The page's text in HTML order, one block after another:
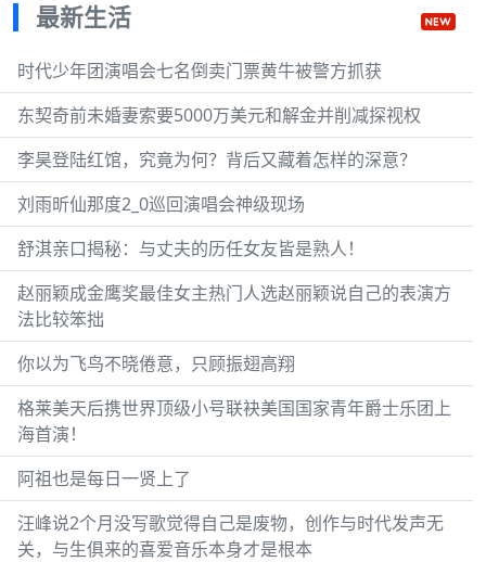
最新生活
时代少年团演唱会七名倒卖门票黄牛被警方抓获
东契奇前未婚妻索要5000万美元和解金并削减探视权
李昊登陆红馆，究竟为何？背后又藏着怎样的深意？
刘雨昕仙那度2_0巡回演唱会神级现场
舒淇亲口揭秘：与丈夫的历任女友皆是熟人！
赵丽颖成金鹰奖最佳女主热门人选赵丽颖说自己的表演方
法比较笨拙
你以为飞鸟不晓倦意，只顾振翅高翔
格莱美天后携世界顶级小号联袂美国国家青年爵士乐团上
海首演！
阿祖也是每日一贤上了
汪峰说2个月没写歌觉得自己是废物，创作与时代发声无
关，与生俱来的喜爱音乐本身才是根本